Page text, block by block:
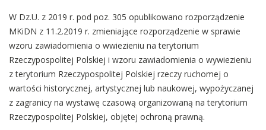
W Dz.U. z 2019 r. pod poz. 305 opublikowano rozporządzenie
MKiDN z 11.2.2019 r. zmieniające rozporządzenie w sprawie
wzoru zawiadomienia o wwiezieniu na terytorium
Rzeczypospolitej Polskiej i wzoru zawiadomienia o wywiezieniu
z terytorium Rzeczypospolitej Polskiej rzeczy ruchomej o
wartości historycznej, artystycznej lub naukowej, wypożyczanej
z zagranicy na wystawę czasową organizowaną na terytorium
Rzeczypospolitej Polskiej, objętej ochroną prawną.